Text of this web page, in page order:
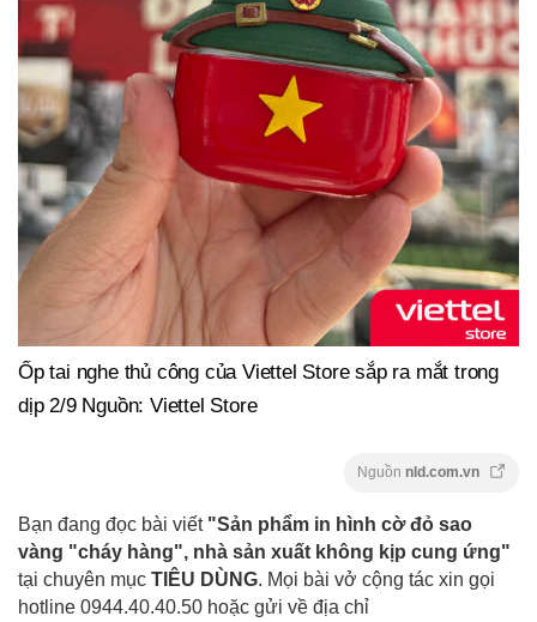
Ốp tai nghe thủ công của Viettel Store sắp ra mắt trong
dịp 2/9 Nguồn: Viettel Store
Nguồn nld.com.vn
Bạn đang đọc bài viết "Sản phẩm in hình cờ đỏ sao
vàng "cháy hàng", nhà sản xuất không kịp cung ứng"
tại chuyên mục TIÊU DÙNG. Mọi bài vở cộng tác xin gọi
hotline 0944.40.40.50 hoặc gửi về địa chỉ